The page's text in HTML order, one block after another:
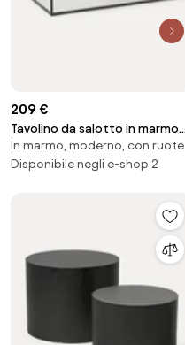
209 €
Tavolino da salotto in marmo
Alys
In marmo, moderno, con ruote
Disponibile negli e-shop 2